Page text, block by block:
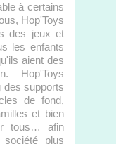
à certains
Hop'Toys
des jeux et
les enfants
aient des
Hop'Toys
des supports
de fond,
et bien
tous… afin
plus